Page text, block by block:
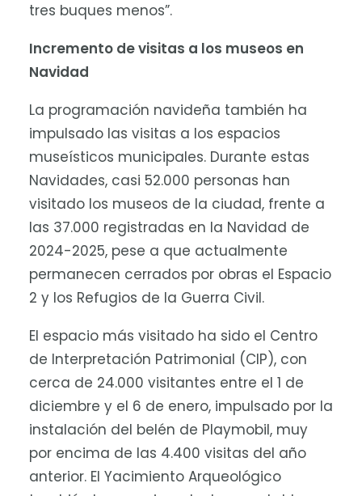
tres buques menos”.
Incremento de visitas a los museos en
Navidad
La programación navideña también ha
impulsado las visitas a los espacios
museísticos municipales. Durante estas
Navidades, casi 52.000 personas han
visitado los museos de la ciudad, frente a
las 37.000 registradas en la Navidad de
2024-2025, pese a que actualmente
permanecen cerrados por obras el Espacio
2 y los Refugios de la Guerra Civil.
El espacio más visitado ha sido el Centro
de Interpretación Patrimonial (CIP), con
cerca de 24.000 visitantes entre el 1 de
diciembre y el 6 de enero, impulsado por la
instalación del belén de Playmobil, muy
por encima de las 4.400 visitas del año
anterior. El Yacimiento Arqueológico